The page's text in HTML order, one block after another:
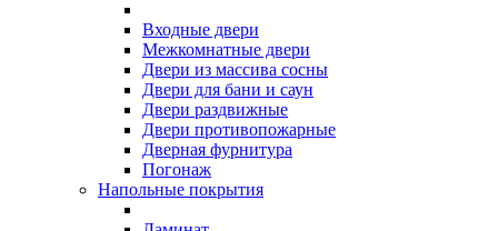
Входные двери
Межкомнатные двери
Двери из массива сосны
Двери для бани и саун
Двери раздвижные
Двери противопожарные
Дверная фурнитура
Погонаж
Напольные покрытия